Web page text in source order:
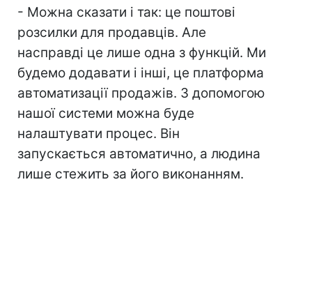
- Можна сказати і так: це поштові
розсилки для продавців. Але
насправді це лише одна з функцій. Ми
будемо додавати і інші, це платформа
автоматизації продажів. З допомогою
нашої системи можна буде
налаштувати процес. Він
запускається автоматично, а людина
лише стежить за його виконанням.